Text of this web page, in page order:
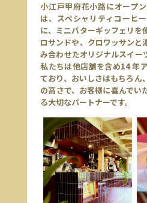
小江戸甲府花小路にオープ
は、スペシャリティコーヒ
に、ミニバターギッフェリを
ロサンドや、クロワッサンと
み合わせたオリジナルスイー
私たちは他店舗を含め14 年
ており、おいしさはもちろん
の高さで、お客様に喜んでい
る大切なパートナーです。